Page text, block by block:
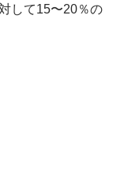
して15〜20％の